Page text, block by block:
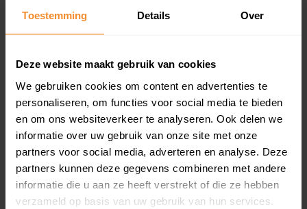
Toestemming Details Over
Deze website maakt gebruik van cookies
We gebruiken cookies om content en advertenties te
personaliseren, om functies voor social media te bieden
en om ons websiteverkeer te analyseren. Ook delen we
informatie over uw gebruik van onze site met onze
partners voor social media, adverteren en analyse. Deze
partners kunnen deze gegevens combineren met andere
informatie die u aan ze heeft verstrekt of die ze hebben
verzameld op basis van uw gebruik van hun services.
T/m 1945
28%
1946 - 1980
50%
1981 - 2007
15%
2008 of later
7%